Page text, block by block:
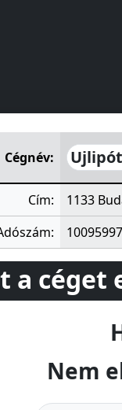
I.
Cégnév:
Cím:
1133
10095997
a
Nem